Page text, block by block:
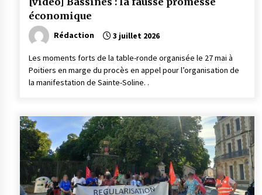
économique
Rédaction 3 juillet 2026
Les moments forts de la table-ronde organisée le 27 mai à
Poitiers en marge du procès en appel pour l’organisation de
la manifestation de Sainte-Soline. .